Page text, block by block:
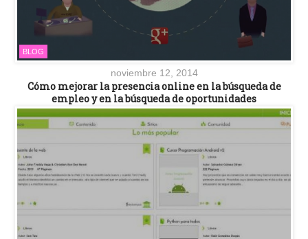
BLOG
noviembre 12, 2014
Cómo mejorar la presencia online en la búsqueda de
empleo y en la búsqueda de oportunidades